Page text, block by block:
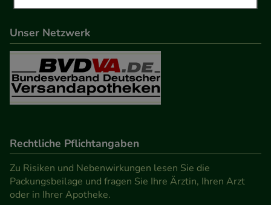
Einkaufserlebnis noch ansprechender zu gestalten,
Besuchers oder unsere Seite an bevorzugte
Verhaltensweisen (z.B. Spracheinstellung)
anzupassen. Komfort-Cookies ermöglichen es uns
auch auf Ihre Bedürfnisse zugeschrittene Inhalte
anzuzeigen und unser Partnerprogramm zu
Statistik & Tracking:Hierüber lassen sich
Informationen über die Art und Weise der Nutzung
unserer Website sammeln, mit deren Hilfe wir
Unser Netzwerk
Rechtliche Pflichtangaben
Zu Risiken und Nebenwirkungen lesen Sie die
Packungsbeilage und fragen Sie Ihre Ärztin, Ihren Arzt
oder in Ihrer Apotheke.